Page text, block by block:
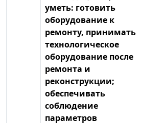
уметь: готовить
оборудование к
ремонту, принимать
технологическое
оборудование после
ремонта и
реконструкции;
обеспечивать
соблюдение
параметров